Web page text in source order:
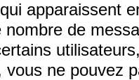
apparaissent
nombre de
vous ne pouvez